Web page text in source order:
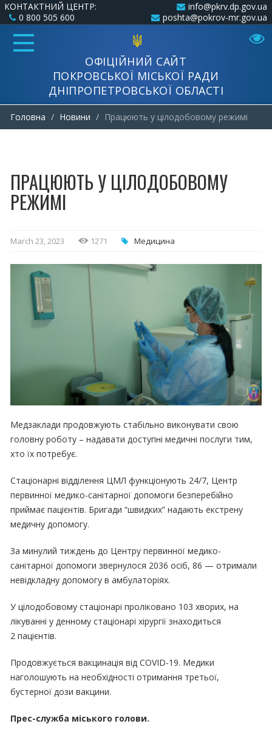
КОНТАКТНИЙ ЦЕНТР:
0 800 505 600
info@pkrv.dp.gov.ua
poshta@pokrov-mr.gov.ua
ОФІЦІЙНИЙ САЙТ
ПОКРОВСЬКОЇ МІСЬКОЇ РАДИ
ДНІПРОПЕТРОВСЬКОЇ ОБЛАСТІ
Головна Новини Працюють у цілодобовому режимі
ПРАЦЮЮТЬ У ЦІЛОДОБОВОМУ
РЕЖИМІ
March 23, 2023 1271 Медицина
Медзаклади продовжують стабільно виконувати свою
головну роботу – надавати доступні медичні послуги тим,
хто їх потребує.
Стаціонарні відділення ЦМЛ функціонують 24/7, Центр
первинної медико-санітарної допомоги безперебійно
приймає пацієнтів. Бригади “швидких” надають екстрену
медичну допомогу.
За минулий тиждень до Центру первинної медико-
санітарної допомоги звернулося 2036 осіб, 86 — отримали
невідкладну допомогу в амбулаторіях.
У цілодобовому стаціонарі проліковано 103 хворих, на
лікуванні у денному стаціонарі хірургії знаходиться
2 пацієнтів.
Продовжується вакцинація від COVID-19. Медики
наголошують на необхідності отримання третьої,
бустерної дози вакцини.
Прес-служба міського голови.